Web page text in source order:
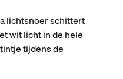
lichtsnoer schittert
wit licht in de hele
tijdens de